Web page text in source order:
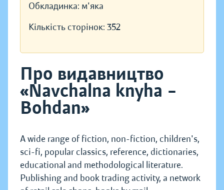
Обкладинка: м'яка
Кількість сторінок: 352
Про видавництво
«Navchalna knyha –
Bohdan»
A wide range of fiction, non-fiction, children's,
sci-fi, popular classics, reference, dictionaries,
educational and methodological literature.
Publishing and book trading activity, a network